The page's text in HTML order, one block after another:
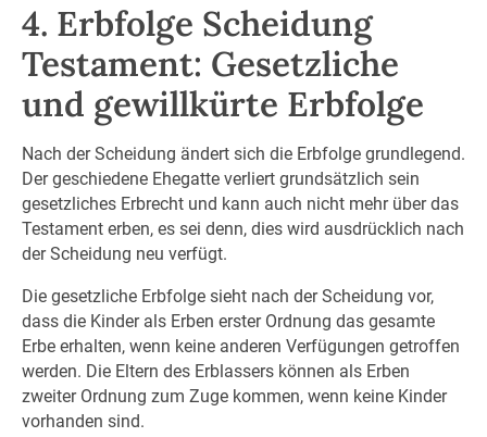
4. Erbfolge Scheidung
Testament: Gesetzliche
und gewillkürte Erbfolge
Nach der Scheidung ändert sich die Erbfolge grundlegend.
Der geschiedene Ehegatte verliert grundsätzlich sein
gesetzliches Erbrecht und kann auch nicht mehr über das
Testament erben, es sei denn, dies wird ausdrücklich nach
der Scheidung neu verfügt.
Die gesetzliche Erbfolge sieht nach der Scheidung vor,
dass die Kinder als Erben erster Ordnung das gesamte
Erbe erhalten, wenn keine anderen Verfügungen getroffen
werden. Die Eltern des Erblassers können als Erben
zweiter Ordnung zum Zuge kommen, wenn keine Kinder
vorhanden sind.